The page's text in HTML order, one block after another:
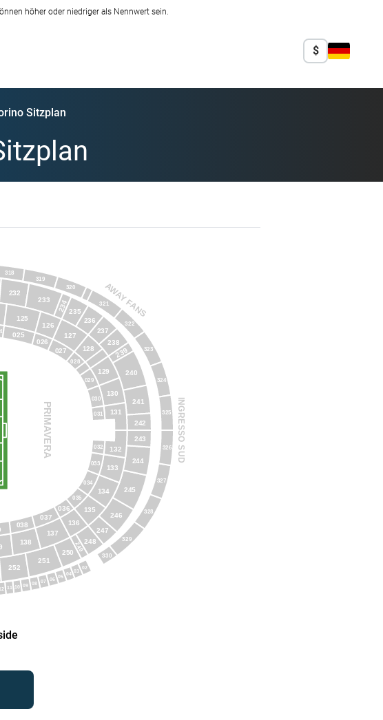
höher oder niedriger als Nennwert sein.
$
Sitzplan
025
026
027
028
029
030
031
032
033
034
035
036
037
038
125
126
127
128
129
130
131
132
133
134
135
136
137
138
232
233
234235
236
237
238
239
240
241
242
243
244
245
246
247
248
249
250
251
252
318
319
320
321
322
323
324
325
326
327
328
329
330
02
03
04
05
06
07
08
09
10
11
12
PRIMAVERA INGRESSO SUD
AWAY FANS
color